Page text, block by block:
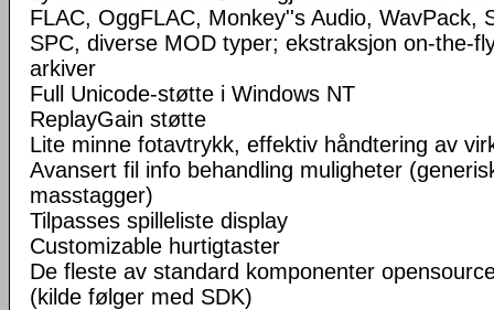
FLAC, OggFLAC, Monkey''s Audio, WavPack,
SPC, diverse MOD typer; ekstraksjon on-the-
arkiver
Full Unicode-støtte i Windows NT
ReplayGain støtte
Lite minne fotavtrykk, effektiv håndtering av
Avansert fil info behandling muligheter
masstagger)
Tilpasses spilleliste display
Customizable hurtigtaster
De fleste av standard komponenter
(kilde følger med SDK)